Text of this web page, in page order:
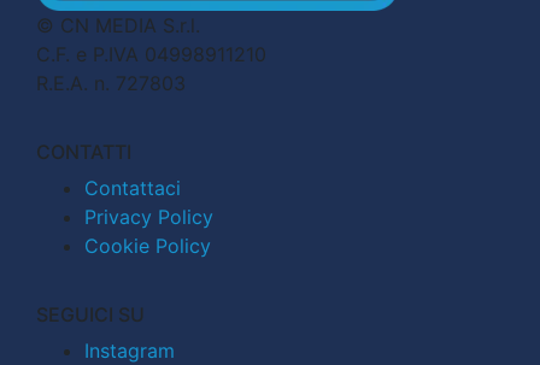
© CN MEDIA S.r.l.
C.F. e P.IVA 04998911210
R.E.A. n. 727803
CONTATTI
Contattaci
Privacy Policy
Cookie Policy
SEGUICI SU
Instagram